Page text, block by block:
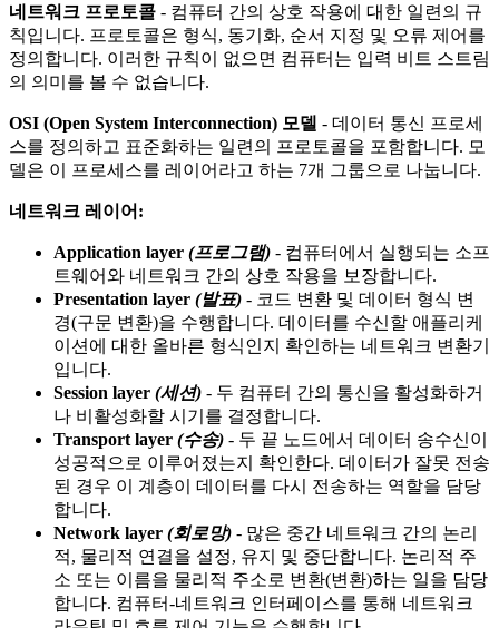
네트워크 프로토콜 - 컴퓨터 간의 상호 작용에 대한 일련의 규
칙입니다. 프로토콜은 형식, 동기화, 순서 지정 및 오류 제어를
정의합니다. 이러한 규칙이 없으면 컴퓨터는 입력 비트 스트림
의 의미를 볼 수 없습니다.
OSI (Open System Interconnection) 모델 - 데이터 통신 프로세
스를 정의하고 표준화하는 일련의 프로토콜을 포함합니다. 모
델은 이 프로세스를 레이어라고 하는 7개 그룹으로 나눕니다.
네트워크 레이어:
Application layer (프로그램) - 컴퓨터에서 실행되는 소프
트웨어와 네트워크 간의 상호 작용을 보장합니다.
Presentation layer (발표) - 코드 변환 및 데이터 형식 변
경(구문 변환)을 수행합니다. 데이터를 수신할 애플리케
이션에 대한 올바른 형식인지 확인하는 네트워크 변환기
입니다.
Session layer (세션) - 두 컴퓨터 간의 통신을 활성화하거
나 비활성화할 시기를 결정합니다.
Transport layer (수송) - 두 끝 노드에서 데이터 송수신이
성공적으로 이루어졌는지 확인한다. 데이터가 잘못 전송
된 경우 이 계층이 데이터를 다시 전송하는 역할을 담당
합니다.
Network layer (회로망) - 많은 중간 네트워크 간의 논리
적, 물리적 연결을 설정, 유지 및 중단합니다. 논리적 주
소 또는 이름을 물리적 주소로 변환(변환)하는 일을 담당
합니다. 컴퓨터-네트워크 인터페이스를 통해 네트워크